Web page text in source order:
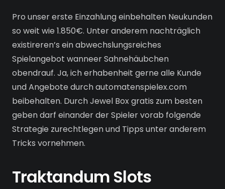
Pro unser erste Einzahlung einbehalten Neukunden
so weit wie 1.850€. Unter anderem nachträglich
existireren’s ein abwechslungsreiches
Spielangebot wanneer Sahnehäubchen
obendrauf. Ja, ich erhabenheit gerne alle Kunde
und Angebote durch automatenspielex.com
beibehalten. Durch Jewel Box gratis zum besten
geben darf einander der Spieler vorab folgende
Strategie zurechtlegen und Tipps unter anderem
Tricks vornehmen.
Traktandum Slots